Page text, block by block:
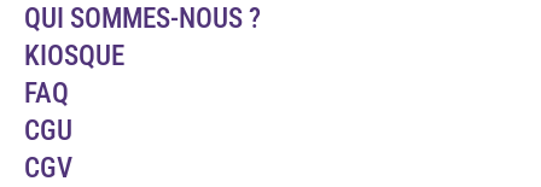
QUI SOMMES-NOUS ?
KIOSQUE
FAQ
CGU
CGV